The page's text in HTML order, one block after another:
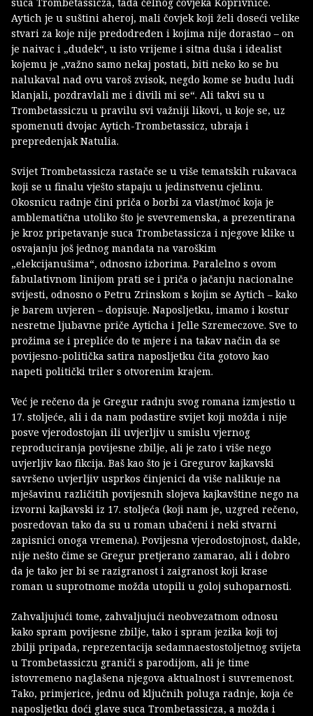
Aytich je u suštini aheroj, mali čovjek koji želi doseći velike
stvari za koje nije predodređen i kojima nije dorastao – on
je naivac i „dudek“, u isto vrijeme i sitna duša i idealist
kojemu je „važno samo nekaj postati, biti neko ko se bu
nalukaval nad ovu varoš zvisok, negdo kome se budu ludi
klanjali, pozdravlali me i divili mi se“. Ali takvi su u
Trombetassiczu u pravilu svi važniji likovi, u koje se, uz
spomenuti dvojac Aytich-Trombetassicz, ubraja i
prepredenjak Natulia.
Svijet Trombetassicza rastače se u više tematskih rukavaca
koji se u finalu vješto stapaju u jedinstvenu cjelinu.
Okosnicu radnje čini priča o borbi za vlast/moć koja je
amblematična utoliko što je svevremenska, a prezentirana
je kroz pripetavanje suca Trombetassicza i njegove klike u
osvajanju još jednog mandata na varoškim
„elekcijanušima“, odnosno izborima. Paralelno s ovom
fabulativnom linijom prati se i priča o jačanju nacionalne
svijesti, odnosno o Petru Zrinskom s kojim se Aytich – kako
je barem uvjeren – dopisuje. Naposljetku, imamo i kostur
nesretne ljubavne priče Ayticha i Jelle Szremeczove. Sve to
prožima se i prepliće do te mjere i na takav način da se
povijesno-politička satira naposljetku čita gotovo kao
napeti politički triler s otvorenim krajem.
Već je rečeno da je Gregur radnju svog romana izmjestio u
17. stoljeće, ali i da nam podastire svijet koji možda i nije
posve vjerodostojan ili uvjerljiv u smislu vjernog
reproduciranja povijesne zbilje, ali je zato i više nego
uvjerljiv kao fikcija. Baš kao što je i Gregurov kajkavski
savršeno uvjerljiv usprkos činjenici da više nalikuje na
mješavinu različitih povijesnih slojeva kajkavštine nego na
izvorni kajkavski iz 17. stoljeća (koji nam je, uzgred rečeno,
posredovan tako da su u roman ubačeni i neki stvarni
zapisnici onoga vremena). Povijesna vjerodostojnost, dakle,
nije nešto čime se Gregur pretjerano zamarao, ali i dobro
da je tako jer bi se razigranost i zaigranost koji krase
roman u suprotnome možda utopili u goloj suhoparnosti.
Zahvaljujući tome, zahvaljujući neobvezatnom odnosu
kako spram povijesne zbilje, tako i spram jezika koji toj
zbilji pripada, reprezentacija sedamnaestostoljetnog svijeta
u Trombetassiczu graniči s parodijom, ali je time
istovremeno naglašena njegova aktualnost i suvremenost.
Tako, primjerice, jednu od ključnih poluga radnje, koja će
naposljetku doći glave suca Trombetassicza, a možda i